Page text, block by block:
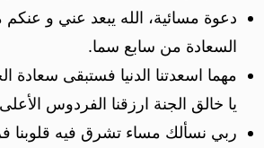
دعوة مسائية، الله يبعد عني و عنكم
السعادة من سابع سما.
مهما اسعدتنا الدنيا فستبقى سعادة
يا خالق الجنة ارزقنا الفردوس
ربي نسألك مساء تشرق فيه قلوبنا